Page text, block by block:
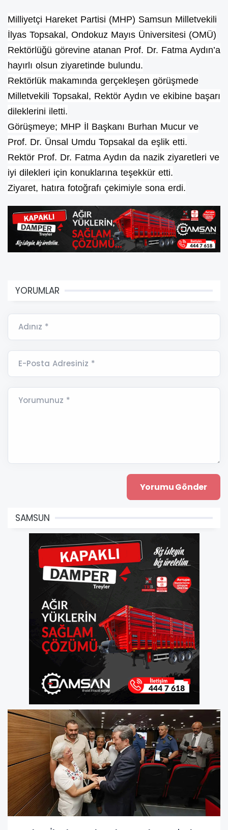
Milliyetçi Hareket Partisi (MHP) Samsun Milletvekili
İlyas Topsakal, Ondokuz Mayıs Üniversitesi (OMÜ)
Rektörlüğü görevine atanan Prof. Dr. Fatma Aydın’a
hayırlı olsun ziyaretinde bulundu.
Rektörlük makamında gerçekleşen görüşmede
Milletvekili Topsakal, Rektör Aydın ve ekibine başarı
dileklerini iletti.
Görüşmeye; MHP İl Başkanı Burhan Mucur ve
Prof. Dr. Ünsal Umdu Topsakal da eşlik etti.
Rektör Prof. Dr. Fatma Aydın da nazik ziyaretleri ve
iyi dilekleri için konuklarına teşekkür etti.
Ziyaret, hatıra fotoğrafı çekimiyle sona erdi.
YORUMLAR
Adınız *
E-Posta Adresiniz *
Yorumunuz *
SAMSUN